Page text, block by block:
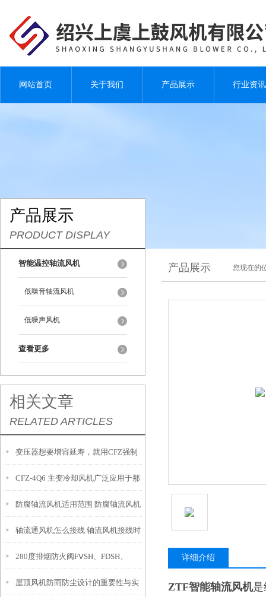
网站首页 关于我们 产品展示 行业资讯
产品展示
PRODUCT DISPLAY
智能温控轴流风机
低噪音轴流风机
低噪声风机
查看更多
相关文章
RELATED ARTICLES
变压器想要增容延寿，就用CFZ强制
风冷风机
CFZ-4Q6 主变冷却风机广泛应用于那
里需要怎么选型
防腐轴流风机适用范围 防腐轴流风机
的技术特点
轴流通风机怎么接线 轴流风机接线时
要注意什么
280度排烟防火阀FⅤSH、FDSH、
FDH有什么区别
屋顶风机防雨防尘设计的重要性与实
产品展示 您现在的
详细介绍
ZTF智能轴流风机是